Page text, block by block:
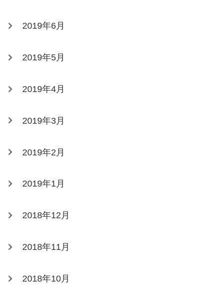
2019年6月
2019年5月
2019年4月
2019年3月
2019年2月
2019年1月
2018年12月
2018年11月
2018年10月